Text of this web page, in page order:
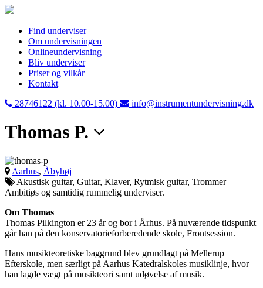
Find underviser
Om undervisningen
Onlineundervisning
Bliv underviser
Priser og vilkår
Kontakt
28746122 (kl. 10.00-15.00)
info@instrumentundervisning.dk
Thomas P.
Aarhus, Åbyhøj
Akustisk guitar, Guitar, Klaver, Rytmisk guitar, Trommer
Ambitiøs og samtidig rummelig underviser.
Om Thomas
Thomas Pilkington er 23 år og bor i Århus. På nuværende tidspunkt
går han på den konservatorieforberedende skole, Frontsession.
Hans musikteoretiske baggrund blev grundlagt på Mellerup
Efterskole, men særligt på Aarhus Katedralskoles musiklinje, hvor
han lagde vægt på musikteori samt udøvelse af musik.